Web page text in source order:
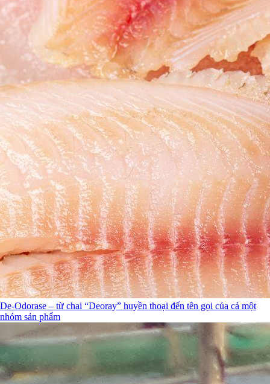
De-Odorase – từ chai “Deoray” huyền thoại đến tên gọi của cả một
nhóm sản phẩm